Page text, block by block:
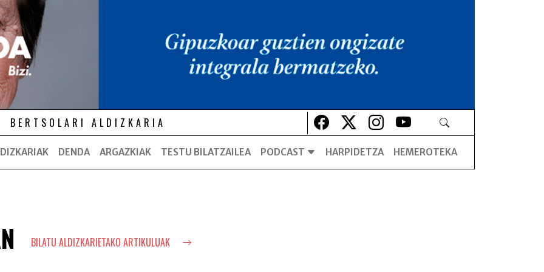
BERTSOLARI ALDIZKARIA Lehio berrian irekiko da
Lehio berrian irekiko da
Lehio berrian irekiko da
Lehio berrian irekiko da
DENDA ARGAZKIAK TESTU BILATZAILEA PODCAST HARPIDETZA HEMEROTEKA
BILATU ALDIZKARIETAKO ARTIKULUAK